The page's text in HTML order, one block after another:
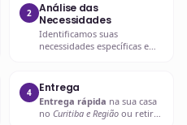
2
Análise das
Necessidades
Identificamos suas
necessidades específicas e
4 Entrega
Entrega rápida na sua casa
no Curitiba e Região ou retire